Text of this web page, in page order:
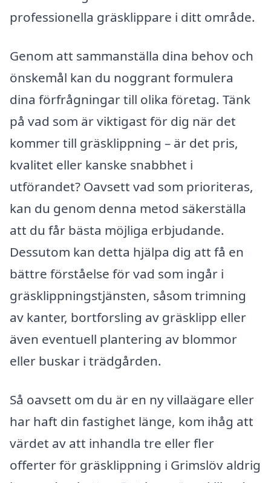
professionella gräsklippare i ditt område.
Genom att sammanställa dina behov och
önskemål kan du noggrant formulera
dina förfrågningar till olika företag. Tänk
på vad som är viktigast för dig när det
kommer till gräsklippning – är det pris,
kvalitet eller kanske snabbhet i
utförandet? Oavsett vad som prioriteras,
kan du genom denna metod säkerställa
att du får bästa möjliga erbjudande.
Dessutom kan detta hjälpa dig att få en
bättre förståelse för vad som ingår i
gräsklippningstjänsten, såsom trimning
av kanter, bortforsling av gräsklipp eller
även eventuell plantering av blommor
eller buskar i trädgården.
Så oavsett om du är en ny villaägare eller
har haft din fastighet länge, kom ihåg att
värdet av att inhandla tre eller fler
offerter för gräsklippning i Grimslöv aldrig